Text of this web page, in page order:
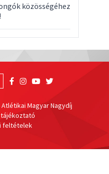
közösségéhez
Magyar Nagydíj
feltételek